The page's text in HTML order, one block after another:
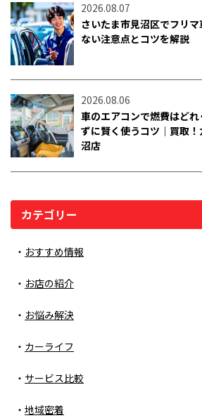
2026.08.07
さいたま市見沼区でフリ
ない注意点とコツを解説
2026.08.06
車のエアコンで燃費はど
ずに賢く使うコツ｜買取
沼店
カテゴリー
おすすめ情報
お店の紹介
お悩み解決
カーライフ
サービス比較
地域密着